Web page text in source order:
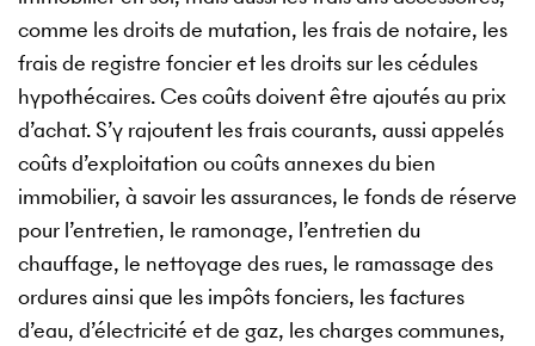
comme les droits de mutation, les frais de notaire, les
frais de registre foncier et les droits sur les cédules
hypothécaires. Ces coûts doivent être ajoutés au prix
d’achat. S’y rajoutent les frais courants, aussi appelés
coûts d’exploitation ou coûts annexes du bien
immobilier, à savoir les assurances, le fonds de réserve
pour l’entretien, le ramonage, l’entretien du
chauffage, le nettoyage des rues, le ramassage des
ordures ainsi que les impôts fonciers, les factures
d’eau, d’électricité et de gaz, les charges communes,